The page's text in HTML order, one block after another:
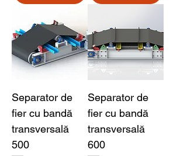
Separator de
fier cu bandă
transversală
500
Separator de
fier cu bandă
transversală
600